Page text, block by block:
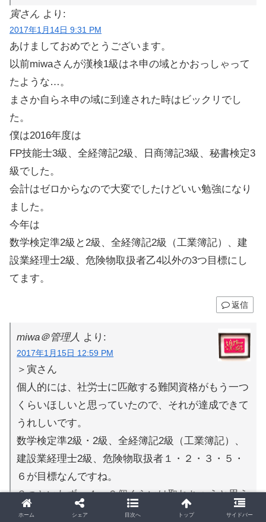
寅さん より:
2017年1月14日 9:31 PM
あけましておめでとうございます。
以前miwaさんが漢検1級はネ申の域とかおっしゃって
たような…。
まさか自らネ申の域に到達された時はビックリでし
た。
僕は2016年度は
FP技能士3級、全経簿記2級、日商簿記3級、秘書検定3
級でした。
会計はゼロからなので大変でしたけどいい勉強になり
ました。
今年は
数学検定準2級と2級、全経簿記2級（工業簿記）、建
設業経理士2級、危険物取扱者乙4以外の3つ目標にし
てます。
返信
miwa＠管理人 より:
2017年1月15日 12:59 PM
＞寅さん
個人的には、社労士に匹敵する難関資格がもう一つ
くらいほしいと思っていたので、それが達成できて
うれしいです。
数学検定準2級・2級、全経簿記2級（工業簿記）、
建設業経理士2級、危険物取扱者１・２・３・５・
６が目標なんですね。
３つといわず、４～６個くらいは取れちゃうと思う
ので是非頑張ってください。
ホーム シェア 目次へ トップ サイドバー